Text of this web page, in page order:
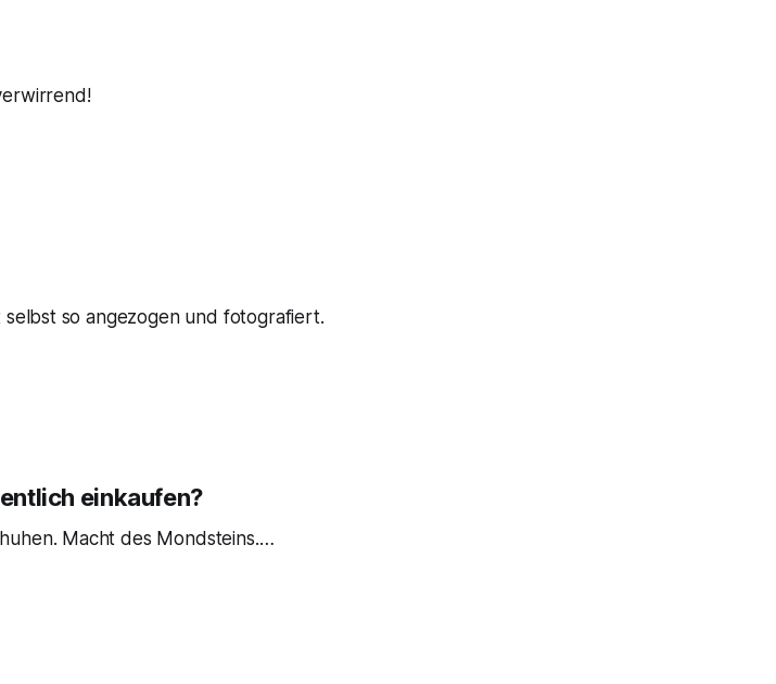
so angezogen und fotografiert.
einkaufen?
Macht des Mondsteins.…